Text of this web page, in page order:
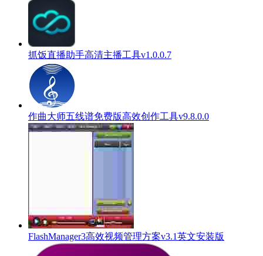
抓饭直播助手高清主播工具v1.0.0.7
作曲大师五线谱免费版高效创作工具v9.8.0.0
FlashManager3高效视频管理方案v3.1英文安装版